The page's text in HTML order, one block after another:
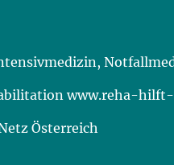
www.reha-
Österreich